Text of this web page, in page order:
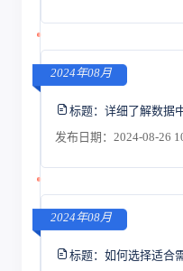
2024年08月
标题： 详细了解数据
发布日期：2024-08-26
2024年08月
标题： 如何选择适合